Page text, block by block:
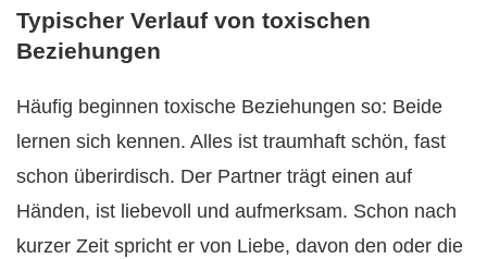
Typischer Verlauf von toxischen
Beziehungen
Häufig beginnen toxische Beziehungen so: Beide
lernen sich kennen. Alles ist traumhaft schön, fast
schon überirdisch. Der Partner trägt einen auf
Händen, ist liebevoll und aufmerksam. Schon nach
kurzer Zeit spricht er von Liebe, davon den oder die